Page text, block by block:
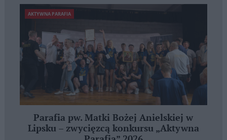
AKTYWNA PARAFIA
Parafia pw. Matki Bożej Anielskiej w
Lipsku – zwycięzcą konkursu „Aktywna